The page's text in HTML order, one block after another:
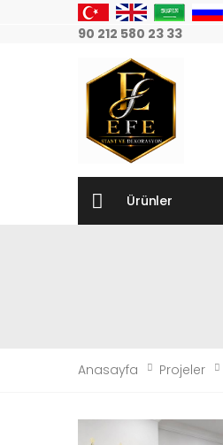
90 212 580 23 33
Ürünler
Anasayfa Projeler